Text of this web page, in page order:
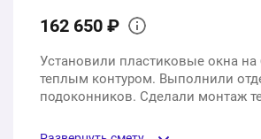
Общая стоимость:
162 650 ₽
Установили пластиковые окна на
теплым контуром. Выполнили
подоконников. Сделали монтаж
электрике.